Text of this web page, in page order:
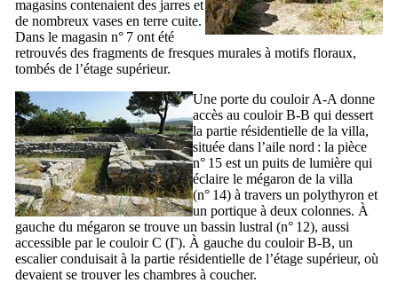
magasins contenaient des jarres et
de nombreux vases en terre cuite.
Dans le magasin n° 7 ont été
retrouvés des fragments de fresques murales à motifs floraux,
tombés de l’étage supérieur.
Une porte du couloir A-A donne
accès au couloir B-B qui dessert
la partie résidentielle de la villa,
située dans l’aile nord : la pièce
n° 15 est un puits de lumière qui
éclaire le mégaron de la villa
(n° 14) à travers un polythyron et
un portique à deux colonnes. À
gauche du mégaron se trouve un bassin lustral (n° 12), aussi
accessible par le couloir C (Γ). À gauche du couloir B-B, un
escalier conduisait à la partie résidentielle de l’étage supérieur, où
devaient se trouver les chambres à coucher.